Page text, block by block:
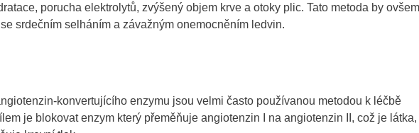
porucha elektrolytů, zvýšený objem krve a otoky plic. Tato metoda by ovšem
srdečním selháním a závažným onemocněním ledvin.
konvertujícího enzymu jsou velmi často používanou metodou k léčbě
je blokovat enzym který přeměňuje angiotenzin I na angiotenzin II, což je látka,